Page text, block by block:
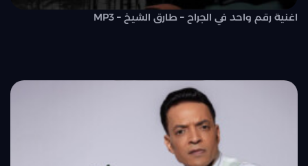
اغنية رقم واحد في الجراح – طارق الشيخ – MP3